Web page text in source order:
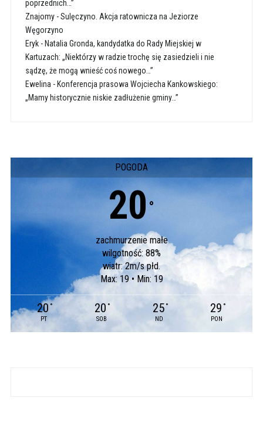
poprzednich…”
Znajomy-Sulęczyno. Akcja ratownicza na Jeziorze
Węgorzyno
Eryk- Natalia Gronda, kandydatka do Rady Miejskiej w
Kartuzach: „Niektórzy w radzie trochę się zasiedzieli i nie
sądzę, że mogą wnieść coś nowego…”
Ewelina - Konferencja prasowa Wojciecha Kankowskiego:
„Mamy historycznie niskie zadłużenie gminy…”
POGODA
20 °
zachmurzenie małe
wilgotność: 88%
wiatr: 2m/s płd.
Max: 19 • Min: 19
20 °
PT
20 °
SOB
25 °
ND
29 °
PON